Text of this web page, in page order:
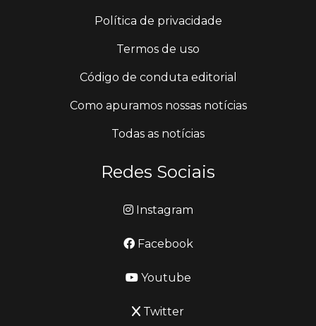
Política de privacidade
Termos de uso
Código de conduta editorial
Como apuramos nossas notícias
Todas as notícias
Redes Sociais
Instagram
Facebook
Youtube
Twitter